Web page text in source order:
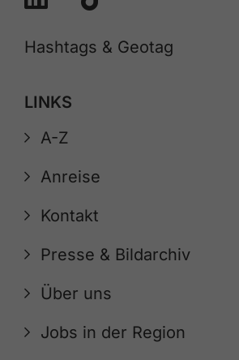
Hashtags & Geotag
LINKS
A-Z
Anreise
Kontakt
Presse & Bildarchiv
Über uns
Jobs in der Region